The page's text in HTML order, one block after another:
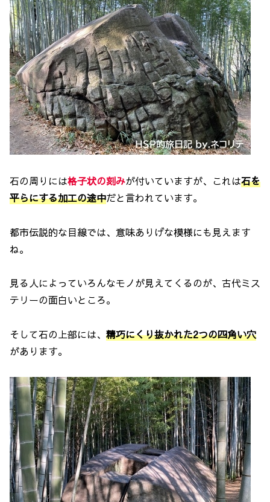
石の周りには格子状の刻みが付いていますが、これは石を
平らにする加工の途中だと言われています。
都市伝説的な目線では、意味ありげな模様にも見えます
ね。
見る人によっていろんなモノが見えてくるのが、古代ミス
テリーの面白いところ。
そして石の上部には、 精巧にくり抜かれた2つの四角い穴
があります。